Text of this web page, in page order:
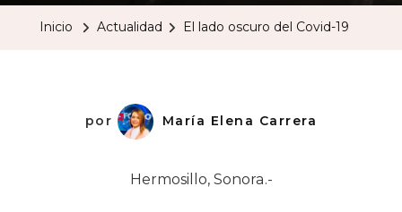
Inicio Actualidad El lado oscuro del Covid-19
por María Elena Carrera
Hermosillo, Sonora.-